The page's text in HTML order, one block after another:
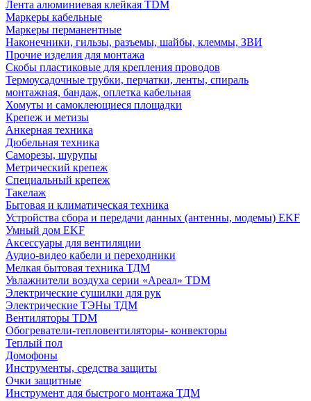
Лента алюминиевая клейкая TDM
Маркеры кабельные
Маркеры перманентные
Наконечники, гильзы, разъемы, шайбы, клеммы, ЗВИ
Прочие изделия для монтажа
Скобы пластиковые для крепления проводов
Термоусадочные трубки, перчатки, ленты, спираль
монтажная, бандаж, оплетка кабельная
Хомуты и самоклеющиеся площадки
Крепеж и метизы
Анкерная техника
Дюбельная техника
Саморезы, шурупы
Метрический крепеж
Специальный крепеж
Такелаж
Бытовая и климатическая техника
Устройства сбора и передачи данных (антенны, модемы) EKF
Умный дом EKF
Аксессуары для вентиляции
Аудио-видео кабели и переходники
Мелкая бытовая техника ТДМ
Увлажнители воздуха серии «Ареал» TDM
Электрические сушилки для рук
Электрические ТЭНы ТДМ
Вентиляторы TDM
Обогреватели-тепловентиляторы- конвекторы
Теплый пол
Домофоны
Инструменты, средства защиты
Очки защитные
Инструмент для быстрого монтажа ТДМ